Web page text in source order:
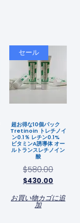
セール
超お得な10個パック
Tretinoin トレチノイ
ン0.1％ レチン0.1%
ビタミンA誘導体 オー
ルトランスレチノイン
酸
$580.00
$430.00
お買い物カゴに追
加